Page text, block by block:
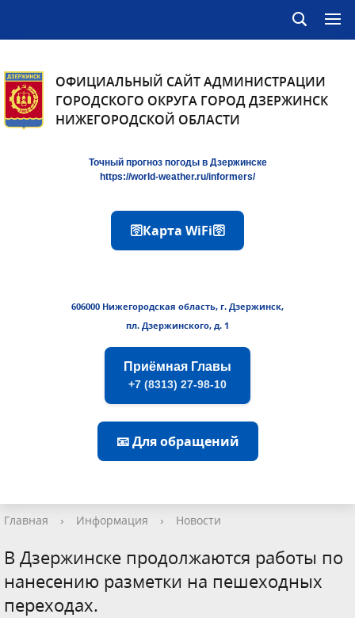
ОФИЦИАЛЬНЫЙ САЙТ АДМИНИСТРАЦИИ
ГОРОДСКОГО ОКРУГА ГОРОД ДЗЕРЖИНСК
НИЖЕГОРОДСКОЙ ОБЛАСТИ
Точный прогноз погоды в Дзержинске
https://world-weather.ru/informers/
🛜Карта WiFi🛜
606000 Нижегородская область, г. Дзержинск,
пл. Дзержинского, д. 1
Приёмная Главы
+7 (8313) 27-98-10
📧 Для обращений
Главная › Информация › Новости
В Дзержинске продолжаются работы по
нанесению разметки на пешеходных
переходах.